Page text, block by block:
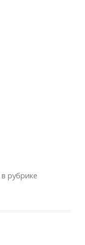
в рубрике